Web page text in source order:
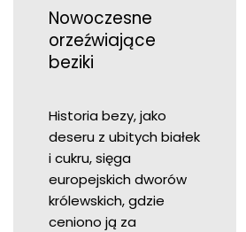
Nowoczesne
orzeźwiające
beziki
Historia bezy, jako
deseru z ubitych białek
i cukru, sięga
europejskich dworów
królewskich, gdzie
ceniono ją za